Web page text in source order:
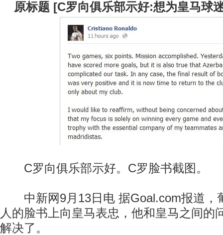
原标题 [C罗向俱乐部示好:想为皇马球
C罗向俱乐部示好。C罗脸书截图。
中新网9月13日电 据Goal.com报道，
人的脸书上向皇马表忠，他和皇马之间的
解决了。